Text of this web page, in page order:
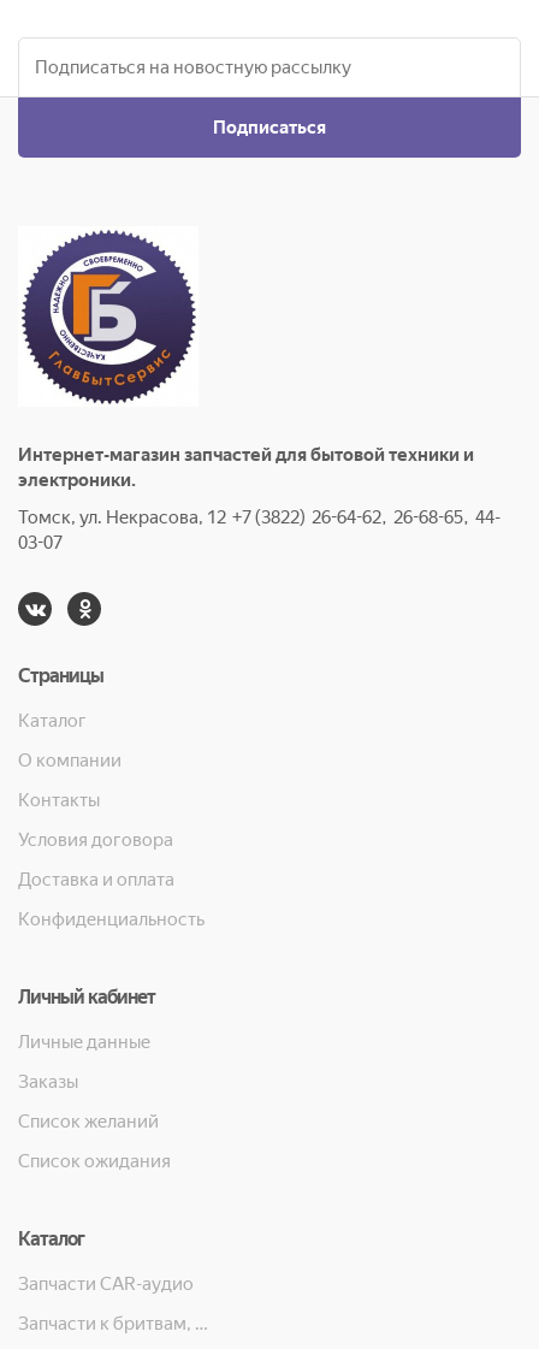
Подписаться
Интернет-магазин запчастей для бытовой техники и
электроники.
Томск, ул. Некрасова, 12 +7 (3822) 26-64-62, 26-68-65, 44-
03-07
Страницы
Каталог
О компании
Контакты
Условия договора
Доставка и оплата
Конфиденциальность
Личный кабинет
Личные данные
Заказы
Список желаний
Список ожидания
Каталог
Запчасти CAR-аудио
Запчасти к бритвам, машинкам для стрижки, фенам, эпиляторам, зубным щёткам